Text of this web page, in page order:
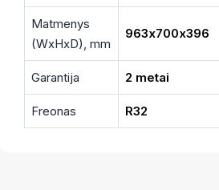
Matmenys
(WxHxD), mm
963х700х396
Garantija 2 metai
Freonas R32